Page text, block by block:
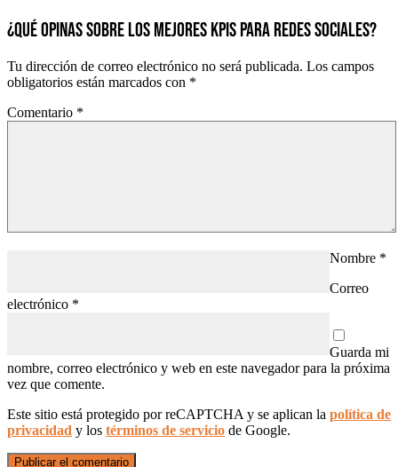
¿QUÉ OPINAS SOBRE LOS MEJORES KPIS PARA REDES SOCIALES?
Tu dirección de correo electrónico no será publicada. Los campos
obligatorios están marcados con *
Comentario *
Nombre *
Correo
electrónico *
Guarda mi
nombre, correo electrónico y web en este navegador para la próxima
vez que comente.
Este sitio está protegido por reCAPTCHA y se aplican la política de
privacidad y los términos de servicio de Google.